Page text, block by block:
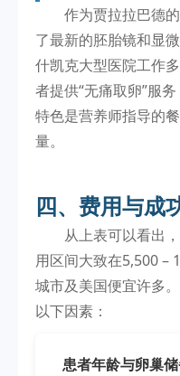
作为贾拉拉巴德
了最新的胚胎镜和显
什凯克大型医院工作
者提供“无痛取卵”服
特色是营养师指导的
量。
四、费用与成
从上表可以看出
用区间大致在5,500 –
城市及美国便宜许多
以下因素：
患者年龄与卵巢储